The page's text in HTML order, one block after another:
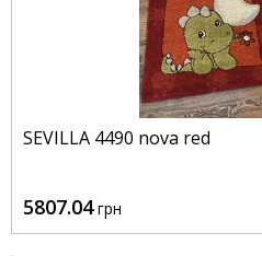
SEVILLA 4490 nova red
5807.04грн